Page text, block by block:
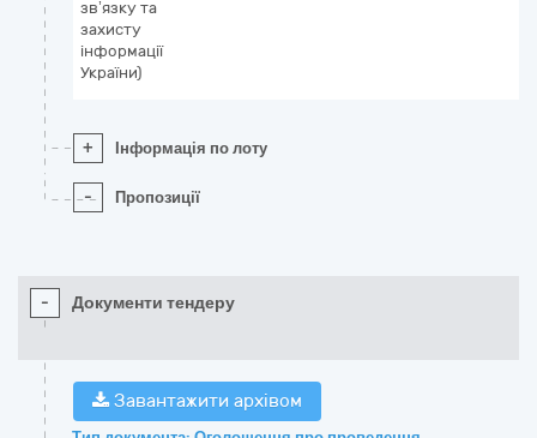
зв’язку та
захисту
інформації
України)
+ Інформація по лоту
- Пропозиції
- Документи тендеру
Завантажити архівом